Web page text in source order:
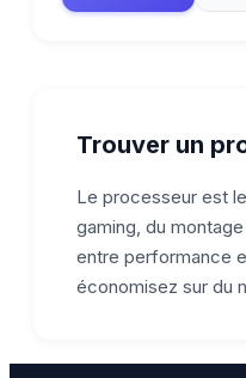
Trouver un
Le processeur est
gaming, du
entre performance
économisez sur du